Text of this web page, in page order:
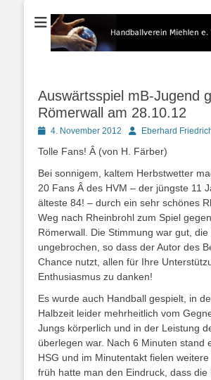
Der Handballverein im Blauen Ländchen
Auswärtsspiel mB-Jugend
Römerwall am 28.10.12
Posted4. November 2012 AutorEberhard
Tolle Fans! Â (von H. Färber)
Bei sonnigem, kaltem Herbstwetter
20 Fans Â des HVM – der jüngste 11
älteste 84! – durch ein sehr schönes
Weg nach Rheinbrohl zum Spiel
Römerwall. Die Stimmung war gut, die
ungebrochen, so dass der Autor des
Chance nutzt, allen für Ihre
Enthusiasmus zu danken!
Es wurde auch Handball gespielt, in
Halbzeit leider mehrheitlich vom
Jungs körperlich und in der Leistung
überlegen war. Nach 6 Minuten stand
HSG und im Minutentakt fielen
früh hatte man den Eindruck, dass die